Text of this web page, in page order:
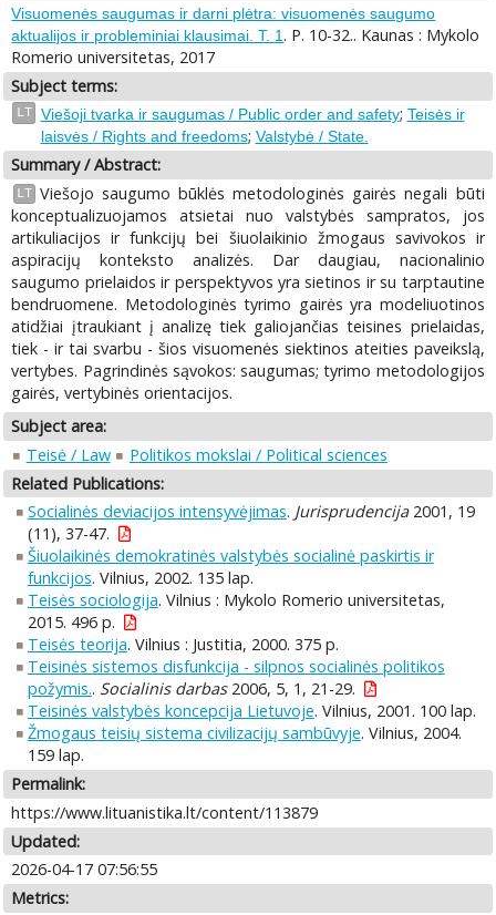
Visuomenės saugumas ir darni plėtra: visuomenės saugumo
aktualijos ir probleminiai klausimai. T. 1 . P. 10-32.. Kaunas : Mykolo
Romerio universitetas, 2017
Subject terms:
LT Viešoji tvarka ir saugumas / Public order and safety; Teisės ir
laisvės / Rights and freedoms; Valstybė / State.
Summary / Abstract:
LT Viešojo saugumo būklės metodologinės gairės negali būti
konceptualizuojamos atsietai nuo valstybės sampratos, jos
artikuliacijos ir funkcijų bei šiuolaikinio žmogaus savivokos ir
aspiracijų konteksto analizės. Dar daugiau, nacionalinio
saugumo prielaidos ir perspektyvos yra sietinos ir su tarptautine
bendruomene. Metodologinės tyrimo gairės yra modeliuotinos
atidžiai įtraukiant į analizę tiek galiojančias teisines prielaidas,
tiek - ir tai svarbu - šios visuomenės siektinos ateities paveikslą,
vertybes. Pagrindinės sąvokos: saugumas; tyrimo metodologijos
gairės, vertybinės orientacijos.
Subject area:
Teisė / Law
Politikos mokslai / Political sciences
Related Publications:
Socialinės deviacijos intensyvėjimas. Jurisprudencija2001, 19
(11), 37-47.
Šiuolaikinės demokratinės valstybės socialinė paskirtis ir
funkcijos. Vilnius, 2002. 135 lap.
Teisės sociologija. Vilnius : Mykolo Romerio universitetas,
2015. 496 p.
Teisės teorija. Vilnius : Justitia, 2000. 375 p.
Teisinės sistemos disfunkcija - silpnos socialinės politikos
požymis.. Socialinis darbas2006, 5, 1, 21-29.
Teisinės valstybės koncepcija Lietuvoje. Vilnius, 2001. 100 lap.
Žmogaus teisių sistema civilizacijų sambūvyje. Vilnius, 2004.
159 lap.
Permalink:
https://www.lituanistika.lt/content/113879
Updated:
2026-04-17 07:56:55
Metrics: